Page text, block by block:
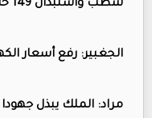
شطب واستبدال 149 حافلة نقل عام منذ بداية العام
الجغبير: رفع أسعار
مراد: الملك يبذل جهودا